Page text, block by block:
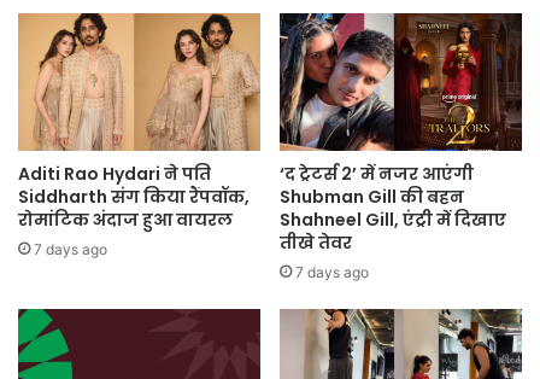
Aditi Rao Hydari ने पति
Siddharth संग किया रैंपवॉक,
रोमांटिक अंदाज हुआ वायरल
7 days ago
‘द ट्रेटर्स 2’ में नजर आएंगी
Shubman Gill की बहन
Shahneel Gill, एंट्री में दिखाए
तीखे तेवर
7 days ago